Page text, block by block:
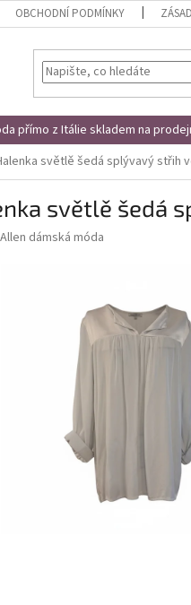
OBCHODNÍ PODMÍNKY
přímo z Itálie skladem na
světlě šedá splývavý střih
světlě šedá
Allen dámská móda